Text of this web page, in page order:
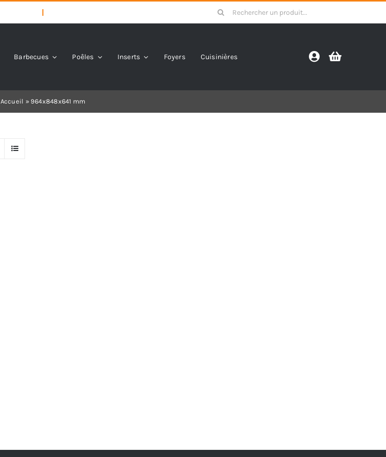
Search
for:
Barbecues Poêles Inserts Foyers Cuisinières
Accueil » 964x848x641 mm